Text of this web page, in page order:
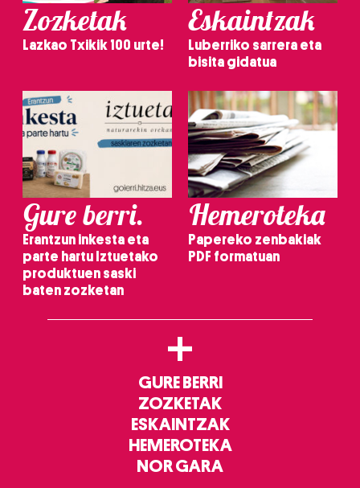
Zozketak
Lazkao Txikik 100 urte!
Eskaintzak
Luberriko sarrera eta
bisita gidatua
Gure berri.
Erantzun inkesta eta
parte hartu Iztuetako
produktuen saski
baten zozketan
Hemeroteka
Papereko zenbakiak
PDF formatuan
+
GURE BERRI
ZOZKETAK
ESKAINTZAK
HEMEROTEKA
NOR GARA